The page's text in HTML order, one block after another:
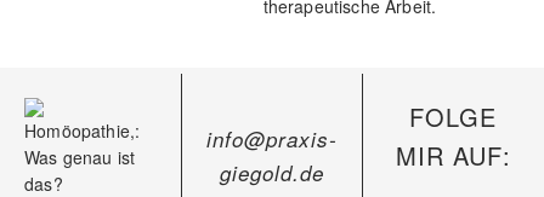
therapeutische Arbeit.
info@praxis-
giegold.de
FOLGE
MIR AUF: